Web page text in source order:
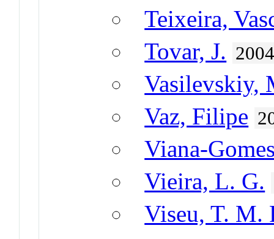
Teixeira,
Tovar, J.
Vasilevskiy,
Vaz, Filipe
Viana-
Vieira, L. G.
Viseu, T. M.